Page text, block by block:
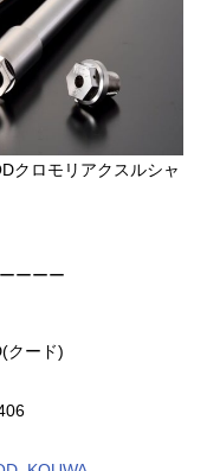
クロモリアクスルシャ
ーーー
クード)